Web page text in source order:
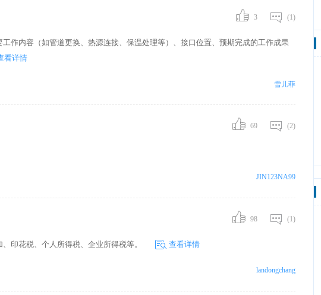
(1)
3
作内容（如管道更换、热源连接、保温处理等）、接口位置、预期完成的工作成果
看详情
雪儿菲
(2)
69
JIN123NA99
(1)
98
印花税、个人所得税、企业所得税等。 查看详情
landongchang